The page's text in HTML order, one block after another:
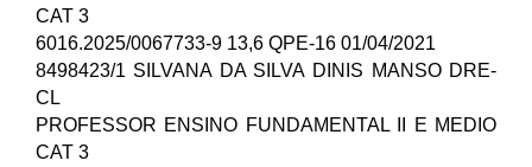
CAT 3
6016.2025/0067733-9 13,6 QPE-16 01/04/2021
8498423/1 SILVANA DA SILVA DINIS MANSO DRE-
CL
PROFESSOR ENSINO FUNDAMENTAL II E MEDIO
CAT 3